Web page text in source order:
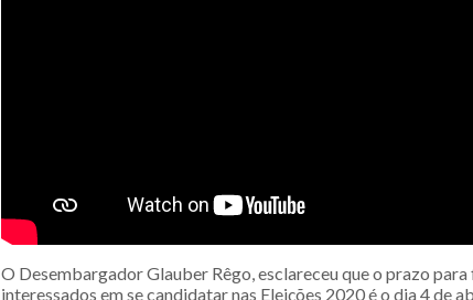
O Desembargador Glauber Rêgo, esclareceu que o prazo
interessados em se candidatar nas Eleições 2020 é o dia 4 de